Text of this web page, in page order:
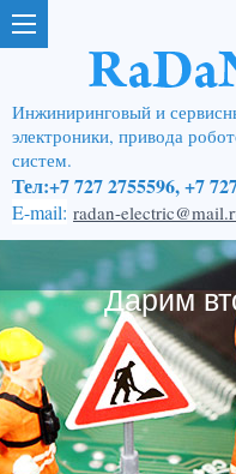
Инжиниринговый и
электроники, привода
систем.
Тел:+7 727 2755596, +7
E-mail: radan-
Дарим